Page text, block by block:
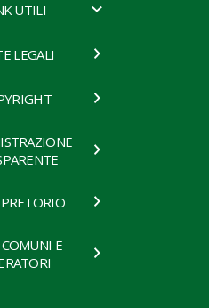
UTILI
LEGALI
E